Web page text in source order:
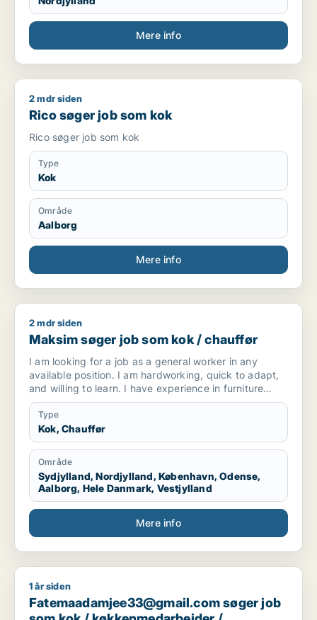
Mere info
Rico søger job som kok
2 mdr siden
Rico søger job som kok
Rico søger job som kok
Type
Kok
Område
Aalborg
Mere info
Maksim søger job som kok / chauffør
2 mdr siden
Maksim søger job som kok / chauffør
I am looking for a job as a general worker in any
available position. I am hardworking, quick to adapt,
and willing to learn. I have experience in furniture
making and upholstery, but I am open to any kind of
work opportunity.
Type
Kok, Chauffør
Område
Sydjylland, Nordjylland, København, Odense,
Aalborg, Hele Danmark, Vestjylland
Mere info
Fatemaadamjee33@gmail.com søger job som kok /
1 år siden
Fatemaadamjee33@gmail.com søger job